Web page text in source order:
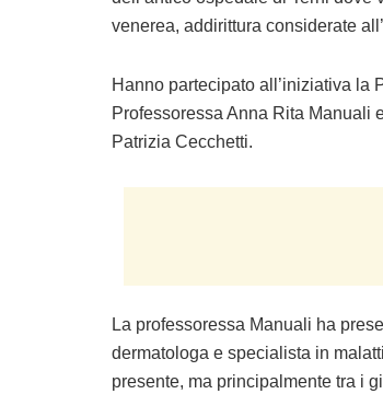
venerea, addirittura considerate
Hanno partecipato all’iniziativa la
Professoressa Anna Rita Manuali
Patrizia Cecchetti.
La professoressa Manuali ha
dermatologa e specialista in
presente, ma principalmente tra i